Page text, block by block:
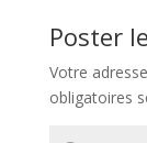
Poster
Votre
obligatoires